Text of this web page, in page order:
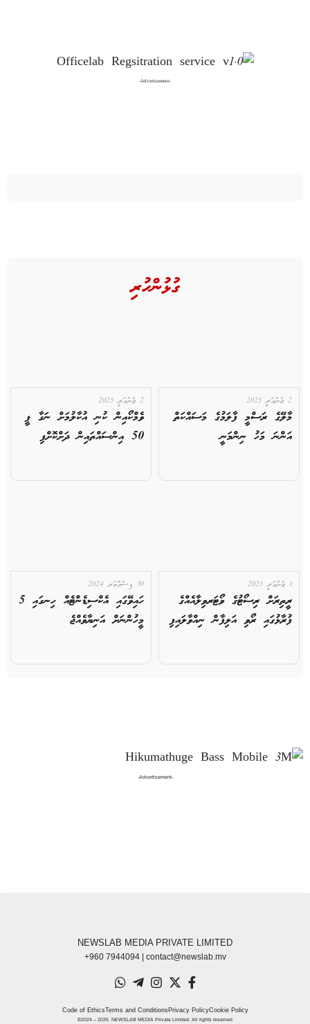
-Advertisement-
ގުޅުންހުރި
2 ޖެނުއަރީ 2025
މާލޭގެ ރަސްމީ ފާލަމުގެ މަސައްކަތް
އަންނަ މަހު ނިންމަނީ
2 ޖެނުއަރީ 2025
ވެމްކޯއިން ކުނި އުކާލުމަށް ނަގާ ފީ
50 އިންސައްތައިން ދަށްކޮށްފި
1 ޖެނުއަރީ 2025
ރީތިރަށް ރިސޯޓުގެ ވޯޓަރވިލާއެއްގެ
ފުރާޅުގައި ރޯވި އަލިފާން ނިއްވާލައިފި
30 ޑިސެމްބަރ 2024
ހައިވޭގައި އެކްސިޑެންޓެއް ހިނގައި 5
މީހުންނަށް އަނިޔާވެއްޖެ
-Advertisement-
NEWSLAB MEDIA PRIVATE LIMITED
+960 7944094 | contact@newslab.mv
Cookie Policy
Privacy Policy
Terms and Conditions
Code of Ethics
©2024 – 2025 NEWSLAB MEDIA Private Limited. All rights reserved